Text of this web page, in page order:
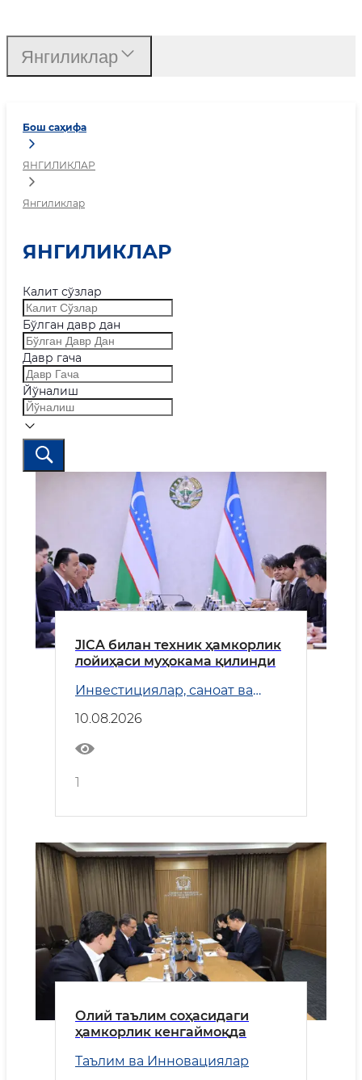
Бош саҳифа
ЯНГИЛИКЛАР
Янгиликлар
ЯНГИЛИКЛАР
Калит сўзлар
Бўлган давр дан
Давр гача
Йўналиш
JICA билан техник ҳамкорлик
лойиҳаси муҳокама қилинди
Инвестициялар, саноат ва
10.08.2026
1
Олий таълим соҳасидаги
ҳамкорлик кенгаймоқда
Таълим ва Инновациялар
Янгиликлар